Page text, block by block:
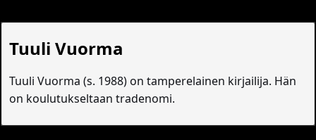
Tuuli Vuorma
Tuuli Vuorma (s. 1988) on tamperelainen kirjailija. Hän
on koulutukseltaan tradenomi.